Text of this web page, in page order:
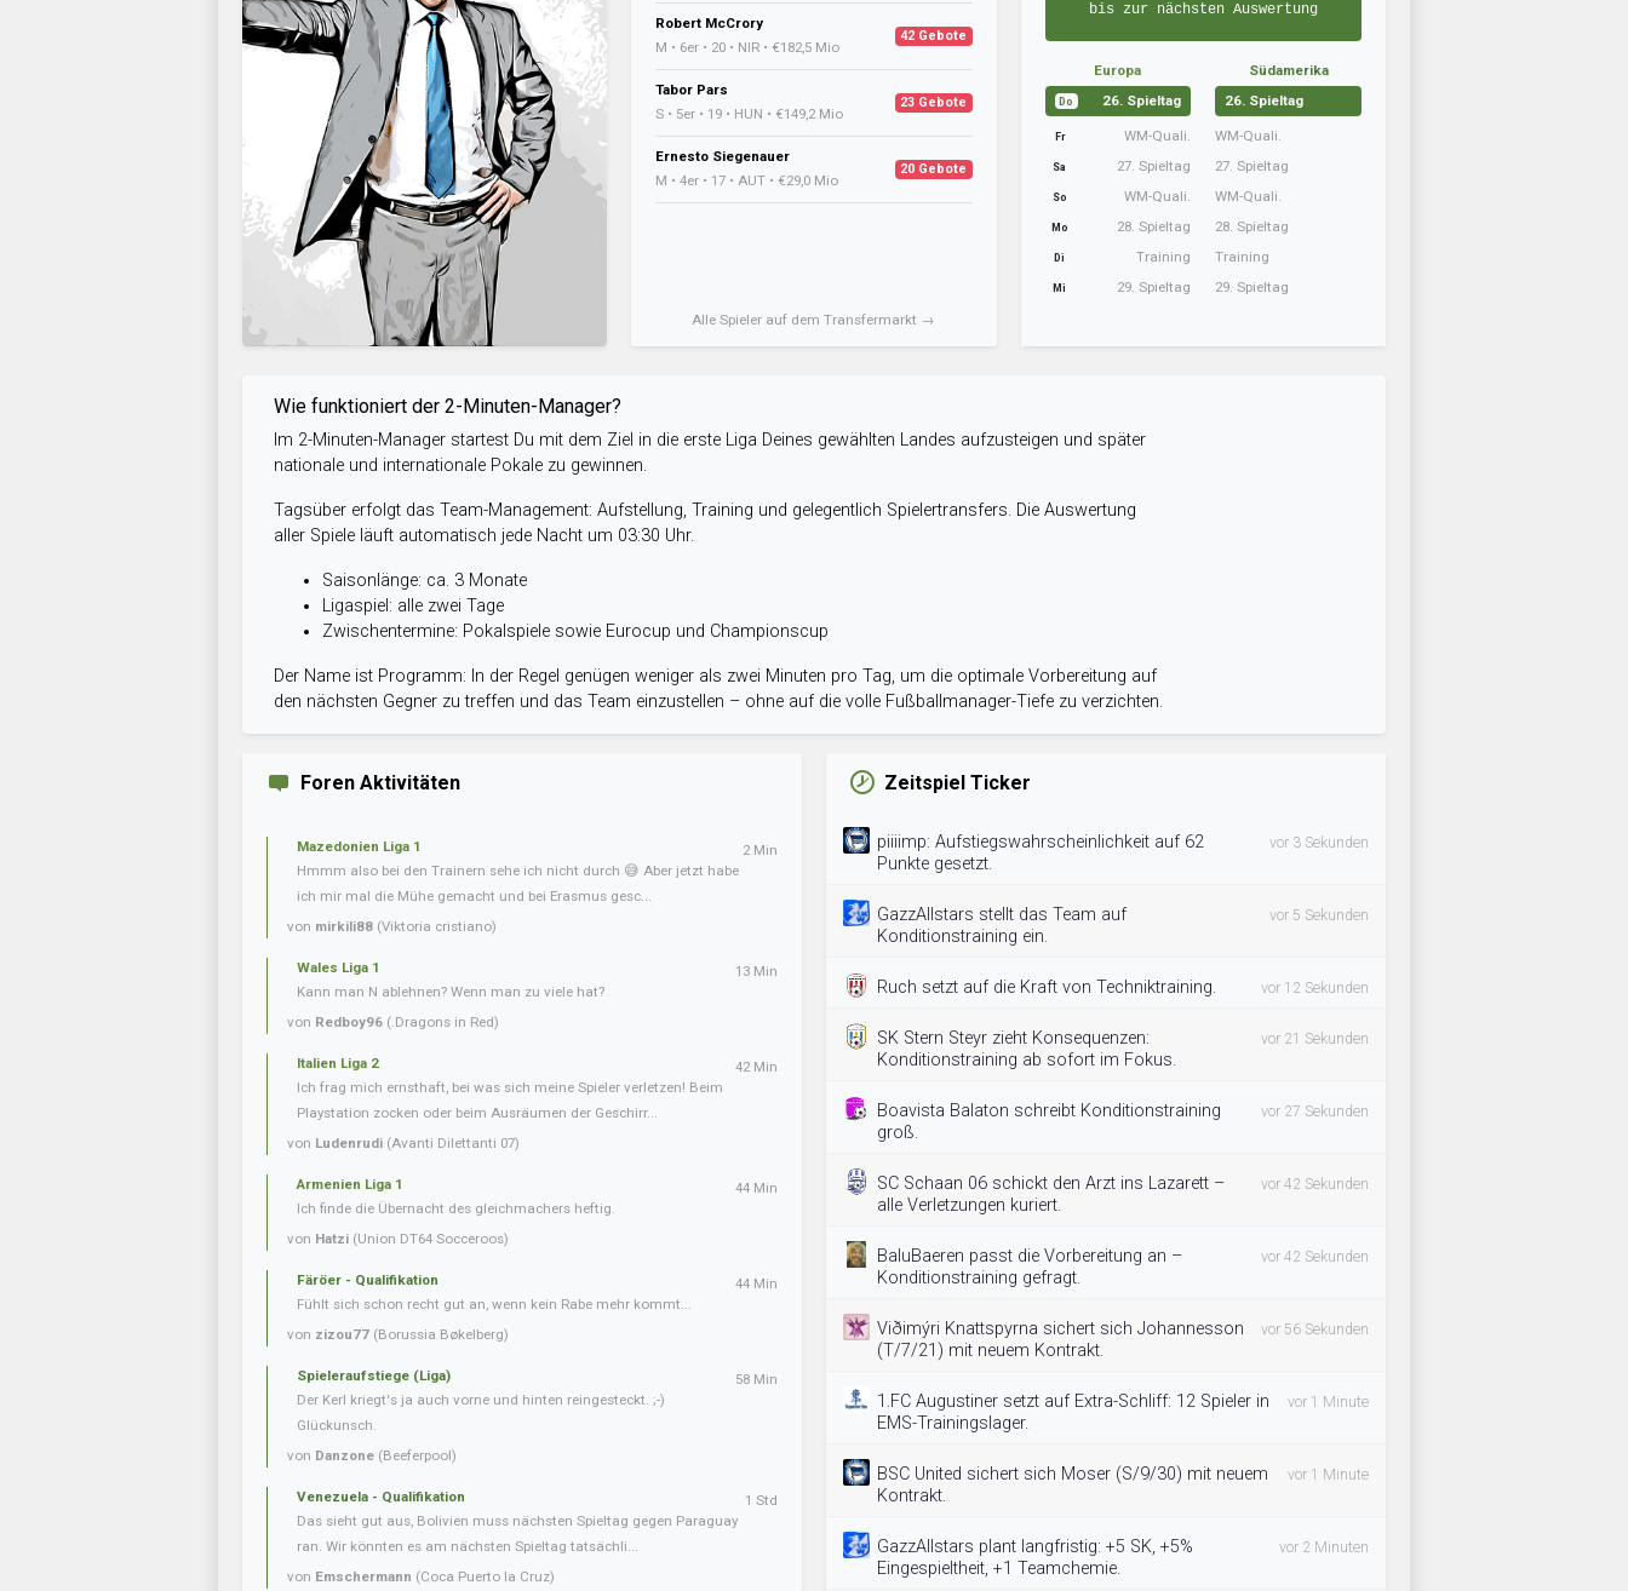
Robert McCrory
M • 6er • 20 • NIR • €182,5 Mio
42 Gebote
Tabor Pars
S • 5er • 19 • HUN • €149,2 Mio
23 Gebote
Ernesto Siegenauer
M • 4er • 17 • AUT • €29,0 Mio
20 Gebote
Alle Spieler auf dem Transfermarkt →
bis zur nächsten Auswertung
Europa
Do 26. Spieltag
Fr WM-Quali.
Sa 27. Spieltag
So WM-Quali.
Mo 28. Spieltag
Di Training
Mi 29. Spieltag
Südamerika
26. Spieltag
WM-Quali.
27. Spieltag
WM-Quali.
28. Spieltag
Training
29. Spieltag
Wie funktioniert der 2-Minuten-Manager?
Im 2-Minuten-Manager startest Du mit dem Ziel in die erste Liga Deines gewählten Landes aufzusteigen und später
nationale und internationale Pokale zu gewinnen.
Tagsüber erfolgt das Team-Management: Aufstellung, Training und gelegentlich Spielertransfers. Die Auswertung
aller Spiele läuft automatisch jede Nacht um 03:30 Uhr.
Saisonlänge: ca. 3 Monate
Ligaspiel: alle zwei Tage
Zwischentermine: Pokalspiele sowie Eurocup und Championscup
Der Name ist Programm: In der Regel genügen weniger als zwei Minuten pro Tag, um die optimale Vorbereitung auf
den nächsten Gegner zu treffen und das Team einzustellen – ohne auf die volle Fußballmanager-Tiefe zu verzichten.
Foren Aktivitäten
Mazedonien Liga 1
Hmmm also bei den Trainern sehe ich nicht durch 😅 Aber jetzt habe
ich mir mal die Mühe gemacht und bei Erasmus gesc...
von mirkili88 (Viktoria cristiano)
2 Min
Wales Liga 1
Kann man N ablehnen? Wenn man zu viele hat?
von Redboy96 (.Dragons in Red)
13 Min
Italien Liga 2
Ich frag mich ernsthaft, bei was sich meine Spieler verletzen! Beim
Playstation zocken oder beim Ausräumen der Geschirr...
von Ludenrudi (Avanti Dilettanti 07)
42 Min
Armenien Liga 1
Ich finde die Übernacht des gleichmachers heftig.
von Hatzi (Union DT64 Socceroos)
44 Min
Färöer - Qualifikation
Fühlt sich schon recht gut an, wenn kein Rabe mehr kommt...
von zizou77 (Borussia Bøkelberg)
44 Min
Spieleraufstiege (Liga)
Der Kerl kriegt's ja auch vorne und hinten reingesteckt. ;-)
Glückunsch.
von Danzone (Beeferpool)
58 Min
Venezuela - Qualifikation
Das sieht gut aus, Bolivien muss nächsten Spieltag gegen Paraguay
ran. Wir könnten es am nächsten Spieltag tatsächli...
von Emschermann (Coca Puerto la Cruz)
1 Std
Zeitspiel Ticker
piiiimp: Aufstiegswahrscheinlichkeit auf 62
Punkte gesetzt.
vor 3 Sekunden
GazzAllstars stellt das Team auf
Konditionstraining ein.
vor 5 Sekunden
Ruch setzt auf die Kraft von Techniktraining. vor 12 Sekunden
SK Stern Steyr zieht Konsequenzen:
Konditionstraining ab sofort im Fokus.
vor 21 Sekunden
Boavista Balaton schreibt Konditionstraining
groß.
vor 27 Sekunden
SC Schaan 06 schickt den Arzt ins Lazarett –
alle Verletzungen kuriert.
vor 42 Sekunden
BaluBaeren passt die Vorbereitung an –
Konditionstraining gefragt.
vor 42 Sekunden
Viðimýri Knattspyrna sichert sich Johannesson
(T/7/21) mit neuem Kontrakt.
vor 56 Sekunden
1.FC Augustiner setzt auf Extra-Schliff: 12 Spieler in
EMS-Trainingslager.
vor 1 Minute
BSC United sichert sich Moser (S/9/30) mit neuem
Kontrakt.
vor 1 Minute
GazzAllstars plant langfristig: +5 SK, +5%
Eingespieltheit, +1 Teamchemie.
vor 2 Minuten